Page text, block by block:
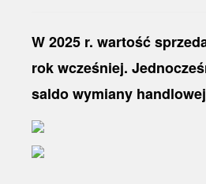
W 2025 r. wartość
rok wcześniej.
saldo wymiany